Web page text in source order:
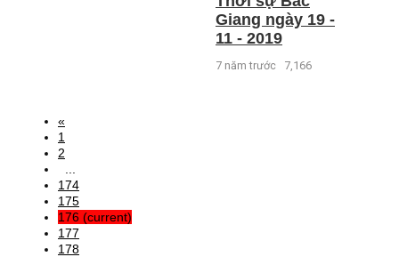
Giang ngày 19 -
11 - 2019
7 năm trước 7,166
«
1
2
174
175
176 (current)
177
178